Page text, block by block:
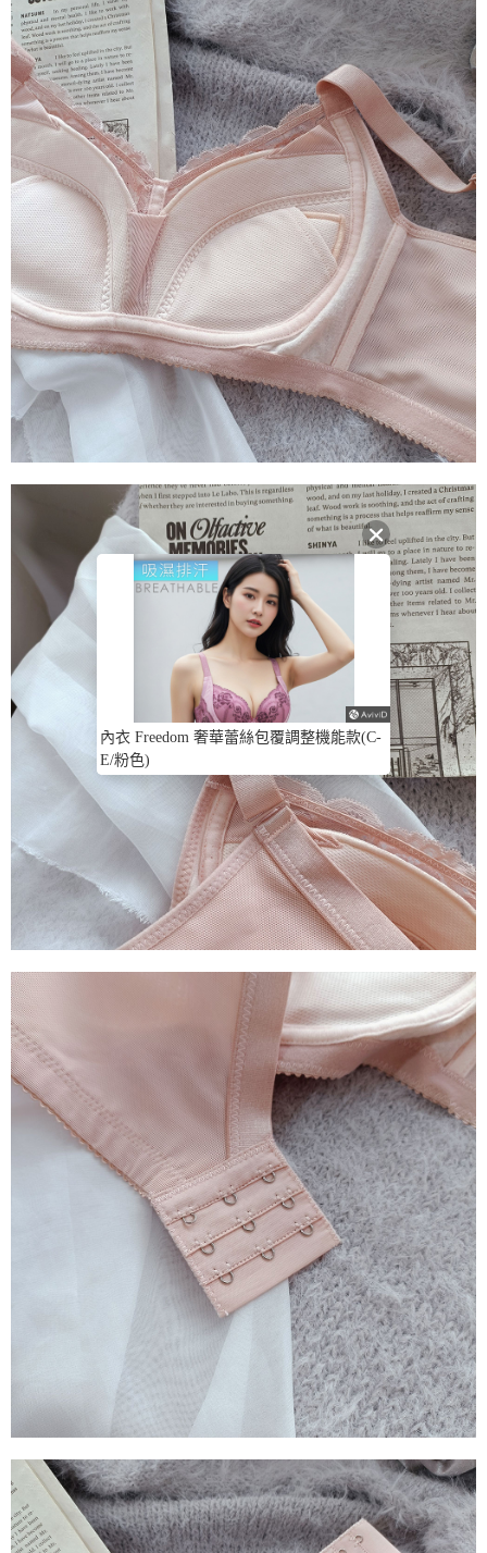
內衣 Freedom 奢華蕾絲包覆調整機能款(C-
E/粉色)